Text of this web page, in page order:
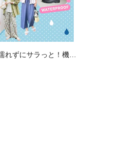
ずにサラっと！機能